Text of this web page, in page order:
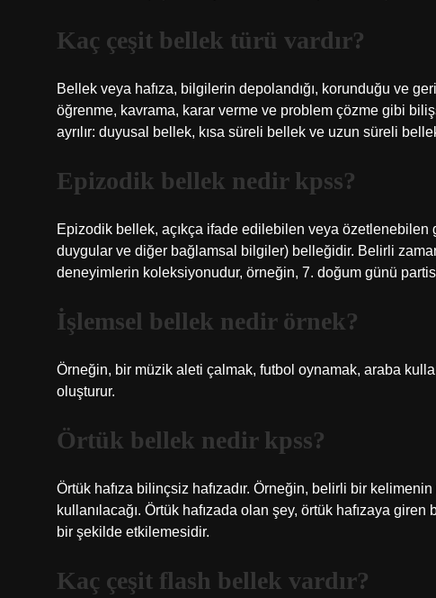
Kaç çeşit bellek türü vardır?
Bellek veya hafıza, bilgilerin depolandığı, korunduğu ve
öğrenme, kavrama, karar verme ve problem çözme gibi
ayrılır: duyusal bellek, kısa süreli bellek ve uzun süreli
Epizodik bellek nedir kpss?
Epizodik bellek, açıkça ifade edilebilen veya
duygular ve diğer bağlamsal bilgiler) belleğidir. Belirli
deneyimlerin koleksiyonudur, örneğin, 7. doğum günü
İşlemsel bellek nedir örnek?
Örneğin, bir müzik aleti çalmak, futbol oynamak, araba
oluşturur.
Örtük bellek nedir kpss?
Örtük hafıza bilinçsiz hafızadır. Örneğin, belirli bir
kullanılacağı. Örtük hafızada olan şey, örtük hafızaya giren
bir şekilde etkilemesidir.
Kaç çeşit flash bellek vardır?